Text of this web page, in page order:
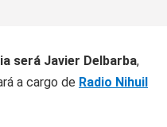
será Javier Delbarba,
a cargo de Radio Nihuil